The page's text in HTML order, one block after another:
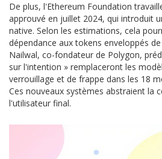
De plus, l'Ethereum Foundation
approuvé en juillet 2024, qui introduit
native. Selon les estimations, cela
dépendance aux tokens enveloppés
Nailwal, co-fondateur de Polygon,
sur l'intention » remplaceront les
verrouillage et de frappe dans les 18
Ces nouveaux systèmes abstraient la
l'utilisateur final.